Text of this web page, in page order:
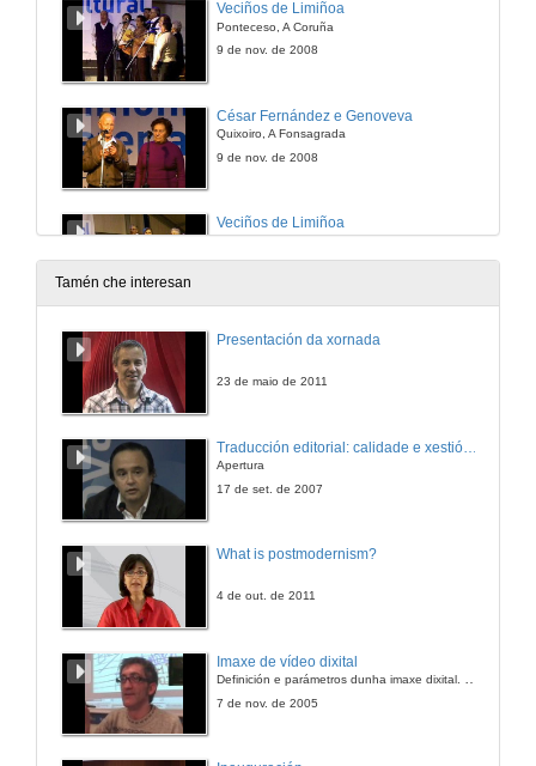
Veciños de Limiñoa
Ponteceso, A Coruña
9 de nov. de 2008
César Fernández e Genoveva
Quixoiro, A Fonsagrada
9 de nov. de 2008
Veciños de Limiñoa
9 de nov. de 2008
José Marentes
Santa Xuía, A Fonsagrada
Da tradición á modernidade na castaña
Tamén che interesan
Presentación da xornada
23 de maio de 2011
Apertura
17 de set. de 2007
What is postmodernism?
4 de out. de 2011
Imaxe de vídeo dixital
Definición e parámetros dunha imaxe dixital. Resolución e Aspecto. Profundidade da cor. Compresión. Frame por segundo. Entrelazado. Campos, cadros
7 de nov. de 2005